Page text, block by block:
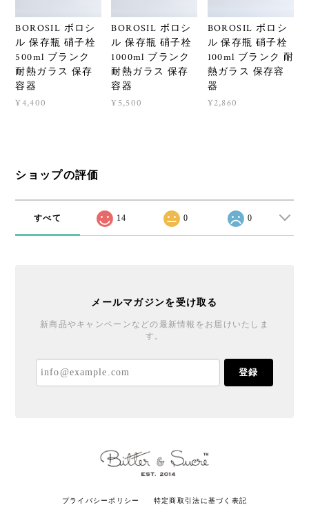
BOROSIL ボロシ
ル 保存瓶 硝子栓
500ml ブランク
耐熱ガラス 保存
容器
¥4,400
BOROSIL ボロシ
ル 保存瓶 硝子栓
1000ml ブランク
耐熱ガラス 保存
容器
¥5,500
BOROSIL ボロシ
ル 保存瓶 硝子栓
100ml ブランク 耐
熱ガラス 保存容
器
¥2,860
ショップの評価
すべて 14 0 0
メールマガジンを受け取る
新商品やキャンペーンなどの最新情報をお届けいたしま
す。
登録
プライバシーポリシー 特定商取引法に基づく表記